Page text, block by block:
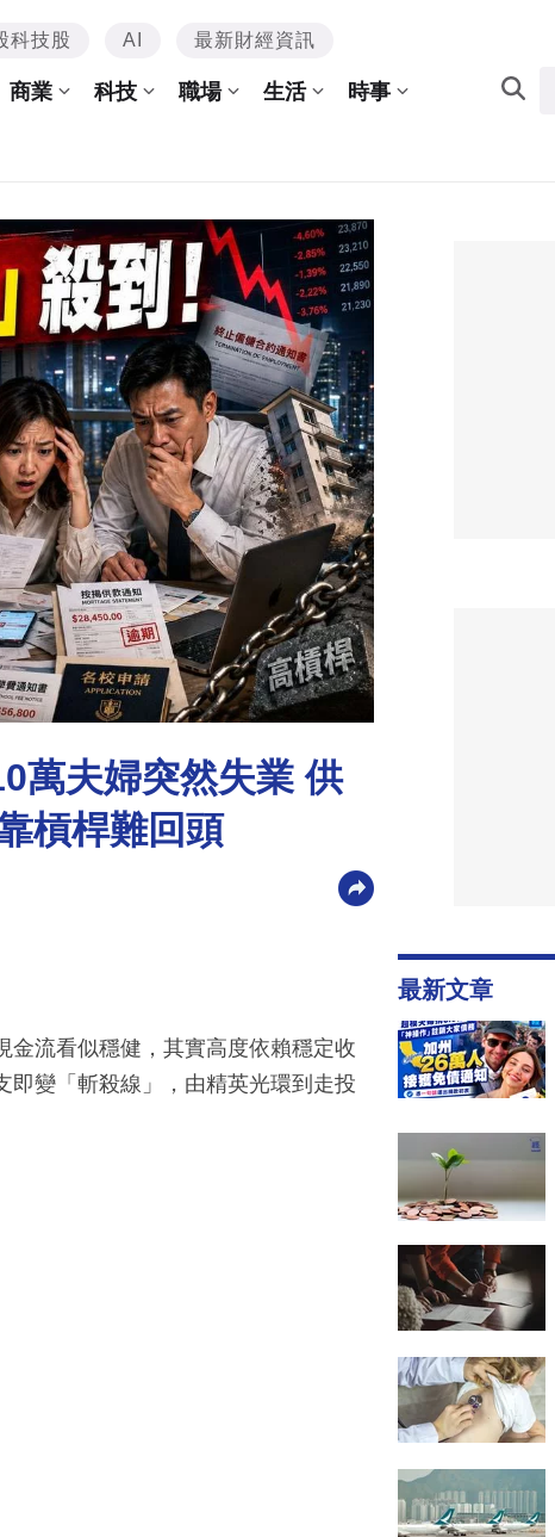
科技股 AI 最新財經資訊
商業 科技 職場 生活 時事
萬夫婦突然失業 供
槓桿難回頭
金流看似穩健，其實高度依賴穩定收
即變「斬殺線」，由精英光環到走投
最新文章